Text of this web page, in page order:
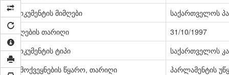
დოკუმენტის მიმღები
საქართველოს
მიღების თარიღი
31/10/1997
დოკუმენტის ტიპი
საქართველოს
გამოქვეყნების წყარო, თარიღი
პარლამენტის